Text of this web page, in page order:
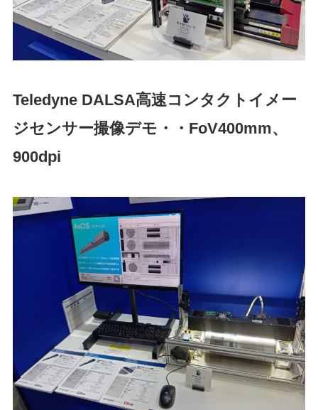
Teledyne DALSA高速コンタクトイメー
ジセンサー撮像デモ・・FoV400mm、
900dpi